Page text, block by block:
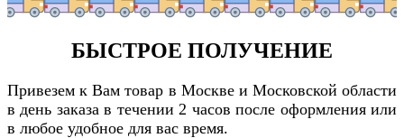
БЫСТРОЕ ПОЛУЧЕНИЕ
Привезем к Вам товар в Москве и Московской области
в день заказа в течении 2 часов после оформления или
в любое удобное для вас время.